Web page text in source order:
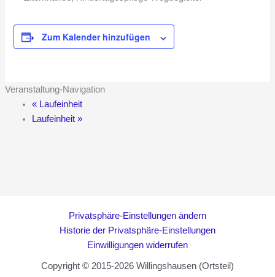
Zum Kalender hinzufügen
Veranstaltung-Navigation
«Laufeinheit
Laufeinheit »
Privatsphäre-Einstellungen ändern
Historie der Privatsphäre-Einstellungen
Einwilligungen widerrufen
Copyright © 2015-2026 Willingshausen (Ortsteil)